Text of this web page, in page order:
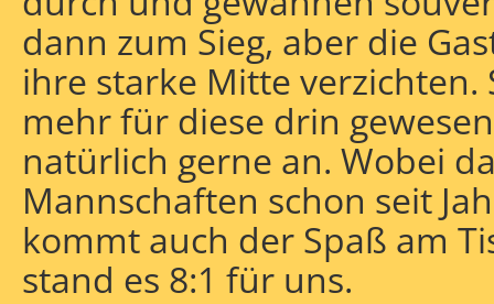
dann zum Sieg, aber die
ihre starke Mitte verzichten.
mehr für diese drin
natürlich gerne an. Wobei
Mannschaften schon seit
kommt auch der Spaß am
stand es 8:1 für uns.